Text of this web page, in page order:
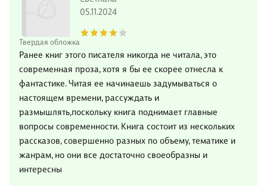
Твердая обложка
05.11.2024
Ранее книг этого писателя никогда не читала, это
современная проза, хотя я бы ее скорее отнесла к
фантастике. Читая ее начинаешь задумываться о
настоящем времени, рассуждать и
размышлять,поскольку книга поднимает главные
вопросы современности. Книга состоит из нескольких
рассказов, совершенно разных по объему, тематике и
жанрам, но они все достаточно своеобразны и
интересны